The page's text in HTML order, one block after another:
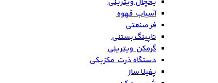
آسیاب قهوه
فر صنعتی
تاپینگ بستنی
گرمکن ویترینی
دستگاه ذرت مکزیکی
پفیلا ساز